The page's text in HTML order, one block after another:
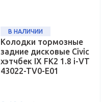
В НАЛИЧИИ
Колодки тормозные
задние дисковые Civic
хэтчбек IX FK2 1.8 i-VT
43022-TV0-E01